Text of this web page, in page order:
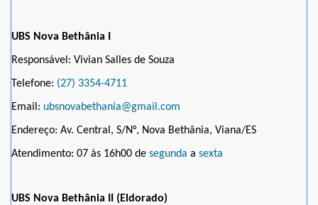
UBS Nova Bethânia I
Responsável: Vivian Salles de Souza
Telefone: (27) 3354-4711
Email: ubsnovabethania@gmail.com
Endereço: Av. Central, S/N°, Nova Bethânia, Viana/ES
Atendimento: 07 às 16h00 de segunda a sexta
UBS Nova Bethânia II (Eldorado)